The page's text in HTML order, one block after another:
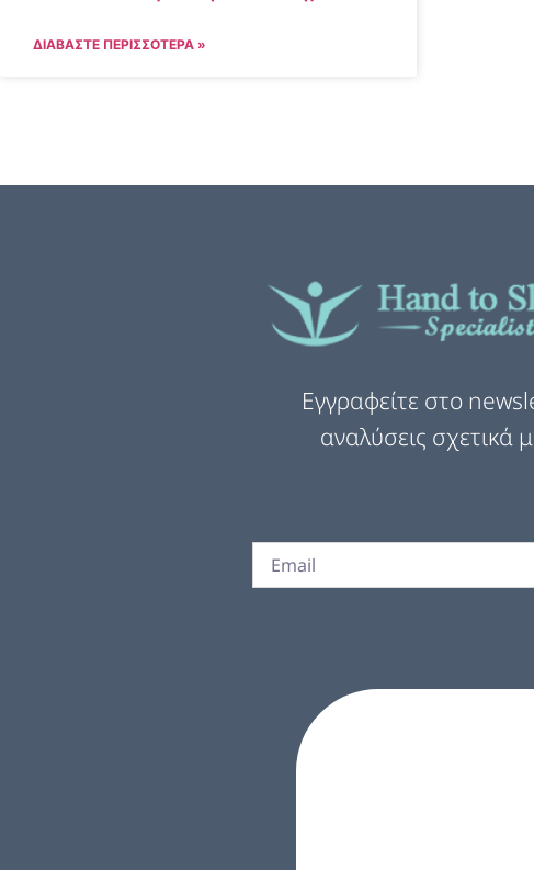
ΔΙΑΒΆΣΤΕ ΠΕΡΙΣΣΌΤΕΡΑ »
Εγγραφείτε στο
αναλύσεις σχετικά